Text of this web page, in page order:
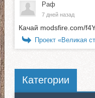
Раф
7 дней назад
Качай modsfire.com/
Проект «Великая
Категории